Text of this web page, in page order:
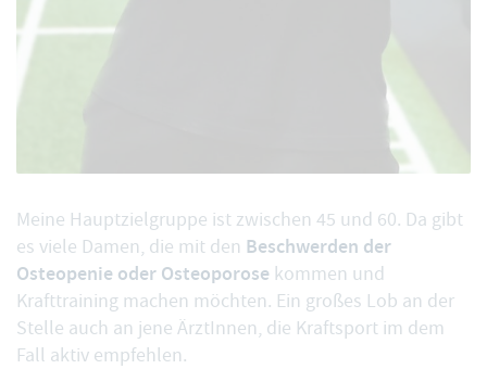
Meine Hauptzielgruppe ist zwischen 45 und 60. Da gibt
es viele Damen, die mit den Beschwerden der
Osteopenie oder Osteoporose kommen und
Krafttraining machen möchten. Ein großes Lob an der
Stelle auch an jene ÄrztInnen, die Kraftsport im dem
Fall aktiv empfehlen.